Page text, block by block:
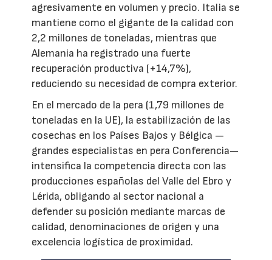
agresivamente en volumen y precio. Italia se
mantiene como el gigante de la calidad con
2,2 millones de toneladas, mientras que
Alemania ha registrado una fuerte
recuperación productiva (+14,7%),
reduciendo su necesidad de compra exterior.
En el mercado de la pera (1,79 millones de
toneladas en la UE), la estabilización de las
cosechas en los Países Bajos y Bélgica —
grandes especialistas en pera Conferencia—
intensifica la competencia directa con las
producciones españolas del Valle del Ebro y
Lérida, obligando al sector nacional a
defender su posición mediante marcas de
calidad, denominaciones de origen y una
excelencia logística de proximidad.